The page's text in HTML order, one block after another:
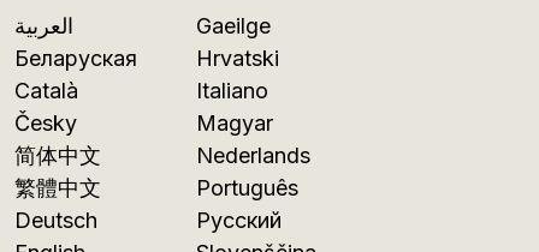
العربية
Беларуская
Català
Česky
简体中文
繁體中文
Deutsch
Gaeilge
Hrvatski
Italiano
Magyar
Nederlands
Português
Русский